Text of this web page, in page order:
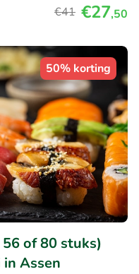
€41 €27,50
50% korting
of 80 stuks)
Assen